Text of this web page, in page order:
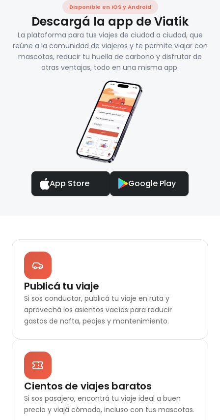
Disponible en iOS y Android
Descargá la app de Viatik
La plataforma para tus viajes de ciudad a ciudad, que
reúne a la comunidad de viajeros y te permite viajar con
mascotas, reducir tu huella de carbono y disfrutar de
otras ventajas, todo en una misma app.
App Store Google Play
Publicá tu viaje
Si sos conductor, publicá tu viaje en ruta y
aprovechá los asientos vacíos para reducir
gastos de nafta, peajes y mantenimiento.
Cientos de viajes baratos
Si sos pasajero, encontrá tu viaje ideal a buen
precio y viajá cómodo, incluso con tus mascotas.